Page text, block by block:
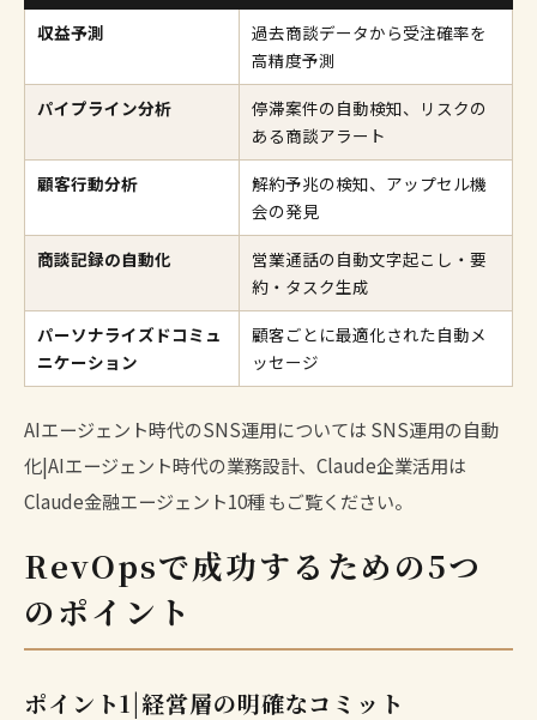
収益予測
過去商談データから受注確率を
高精度予測
パイプライン分析
停滞案件の自動検知、リスクの
ある商談アラート
顧客行動分析
解約予兆の検知、アップセル機
会の発見
商談記録の自動化
営業通話の自動文字起こし・要
約・タスク生成
パーソナライズドコミュ
ニケーション
顧客ごとに最適化された自動メ
ッセージ
AIエージェント時代のSNS運用については SNS運用の自動
化|AIエージェント時代の業務設計、Claude企業活用は
Claude金融エージェント10種もご覧ください。
RevOpsで成功するための5つ
のポイント
ポイント1|経営層の明確なコミット